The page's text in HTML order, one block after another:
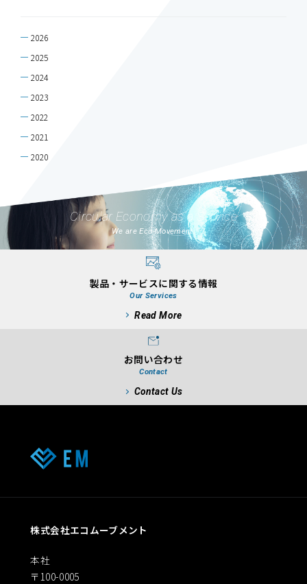
2026
2025
2024
2023
2022
2021
2020
Circular Economy as a Service
We are Eco-Movement.
製品・サービスに関する情報
Our Services
Read More
お問い合わせ
Contact
Contact Us
株式会社エコムーブメント
本社
〒100-0005